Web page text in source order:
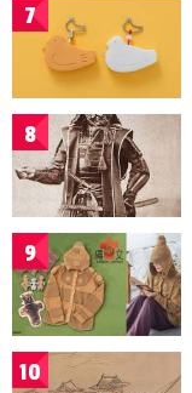
7
8
9
10